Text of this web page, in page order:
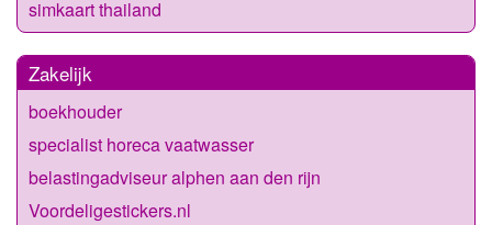
simkaart thailand
Zakelijk
boekhouder
specialist horeca vaatwasser
belastingadviseur alphen aan den rijn
Voordeligestickers.nl